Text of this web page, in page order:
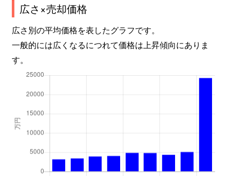
広さ×売却価格
広さ別の平均価格を表したグラフです。
一般的には広くなるにつれて価格は上昇傾向にありま
す。